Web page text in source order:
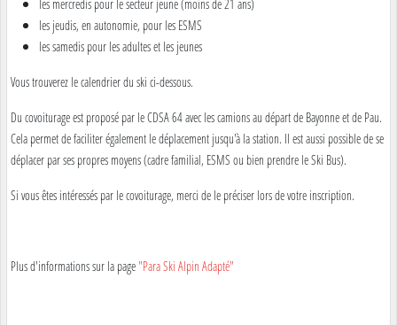
les mercredis pour le secteur jeune (moins de 21 ans)
les jeudis, en autonomie, pour les ESMS
les samedis pour les adultes et les jeunes
Vous trouverez le calendrier du ski ci-dessous.
Du covoiturage est proposé par le CDSA 64 avec les camions au départ de Bayonne et de Pau.
Cela permet de faciliter également le déplacement jusqu'à la station. Il est aussi possible de se
déplacer par ses propres moyens (cadre familial, ESMS ou bien prendre le Ski Bus).
Si vous êtes intéressés par le covoiturage, merci de le préciser lors de votre inscription.
Plus d'informations sur la page "Para Ski Alpin Adapté"